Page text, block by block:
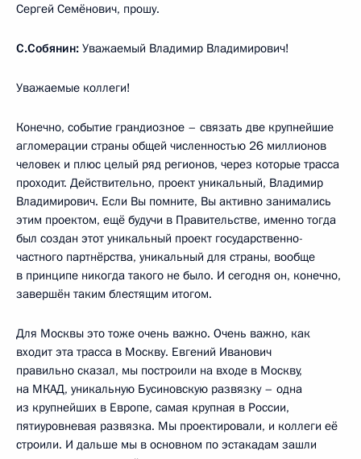
Сергей Семёнович, прошу.
С.Собянин: Уважаемый Владимир Владимирович!
Уважаемые коллеги!
Конечно, событие грандиозное – связать две крупнейшие
агломерации страны общей численностью 26 миллионов
человек и плюс целый ряд регионов, через которые трасса
проходит. Действительно, проект уникальный, Владимир
Владимирович. Если Вы помните, Вы активно занимались
этим проектом, ещё будучи в Правительстве, именно тогда
был создан этот уникальный проект государственно-
частного партнёрства, уникальный для страны, вообще
в принципе никогда такого не было. И сегодня он, конечно,
завершён таким блестящим итогом.
Для Москвы это тоже очень важно. Очень важно, как
входит эта трасса в Москву. Евгений Иванович
правильно сказал, мы построили на входе в Москву,
на МКАД, уникальную Бусиновскую развязку – одна
из крупнейших в Европе, самая крупная в России,
пятиуровневая развязка. Мы проектировали, и коллеги её
строили. И дальше мы в основном по эстакадам зашли